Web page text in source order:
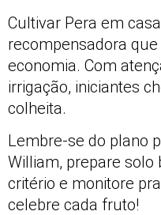
Cultivar Pera em
recompensadora
economia. Com
irrigação, iniciantes
colheita.
Lembre-se do plano
William, prepare solo
critério e monitore
celebre cada fruto!